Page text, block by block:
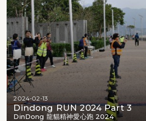
2024-02-13
Dindong RUN 2024 Part 3
DinDong 龍貓精神愛心跑 2024